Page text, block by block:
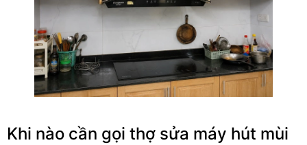
Khi nào cần gọi thợ sửa máy hút mùi